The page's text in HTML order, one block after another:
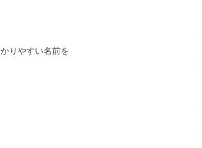
りやすい名前を